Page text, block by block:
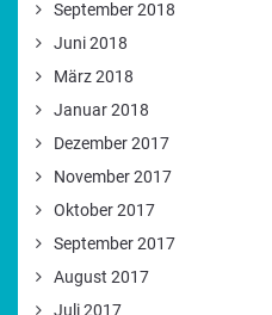
September 2018
Juni 2018
März 2018
Januar 2018
Dezember 2017
November 2017
Oktober 2017
September 2017
August 2017
Juli 2017